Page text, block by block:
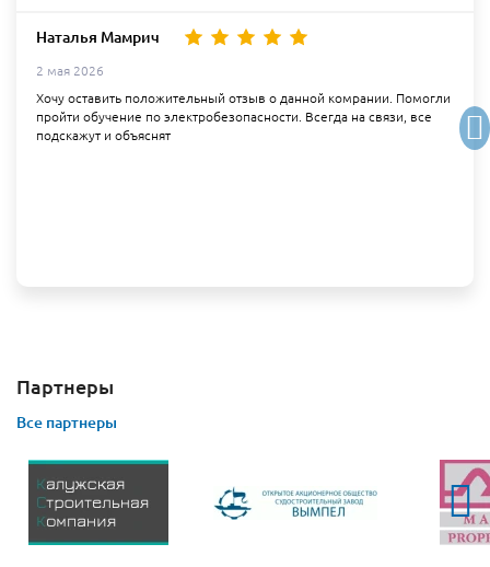
Наталья Мамрич
2 мая 2026
Хочу оставить положительный отзыв о данной комрании. Помогли
пройти обучение по электробезопасности. Всегда на связи, все
подскажут и объяснят
Партнеры
Все партнеры